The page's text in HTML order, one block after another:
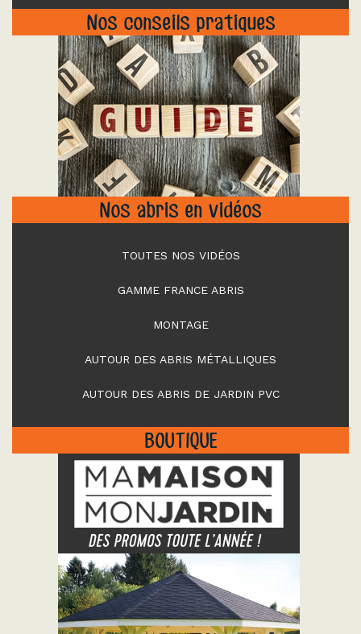
Nos conseils pratiques
"
Nos abris en vidéos
TOUTES NOS VIDÉOS
GAMME FRANCE ABRIS
MONTAGE
AUTOUR DES ABRIS MÉTALLIQUES
AUTOUR DES ABRIS DE JARDIN PVC
BOUTIQUE